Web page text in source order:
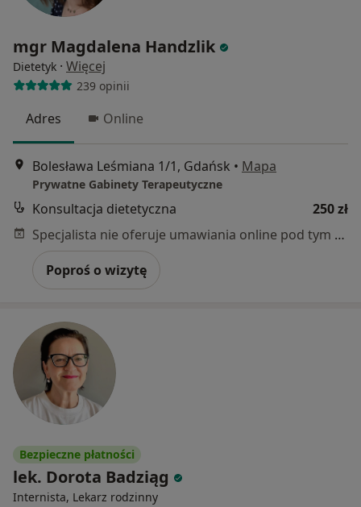
mgr Magdalena Handzlik
Dietetyk · Więcej
239 opinii
Adres Online
Bolesława Leśmiana 1/1, Gdańsk • Mapa
Prywatne Gabinety Terapeutyczne
Konsultacja dietetyczna
250 zł
Specjalista nie oferuje umawiania online pod tym adresem.
Poproś o wizytę
Bezpieczne płatności
lek. Dorota Badziąg
Internista, Lekarz rodzinny